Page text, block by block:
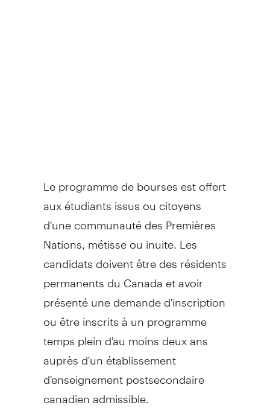
Le programme de bourses est offert
aux étudiants issus ou citoyens
d'une communauté des Premières
Nations, métisse ou inuite. Les
candidats doivent être des résidents
permanents du Canadaet avoir
présenté une demande d'inscription
ou être inscrits à un programme
temps plein d'au moins deux ans
auprès d'un établissement
d'enseignement postsecondaire
canadien admissible.